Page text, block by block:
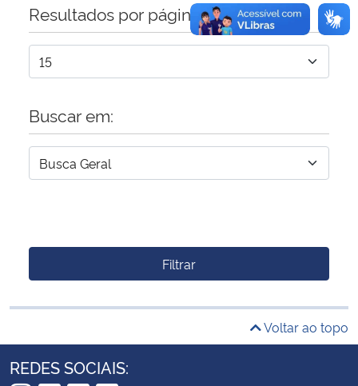
Banco Central do Brasil
Planalto
Resultados por página:
Buscar em:
Filtrar
Voltar ao topo
REDES SOCIAIS: